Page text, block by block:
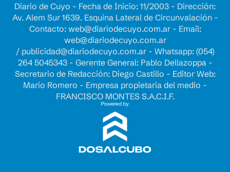
Diario de Cuyo - Fecha de Inicio: 11/2003 - Dirección:
Av. Alem Sur 1639. Esquina Lateral de Circunvalación -
Contacto: web@diariodecuyo.com.ar- Email:
web@diariodecuyo.com.ar
/ publicidad@diariodecuyo.com.ar- Whatsapp: (054)
264 5045343 - Gerente General: Pablo Dellazoppa -
Secretario de Redacción: Diego Castillo - Editor Web:
Mario Romero - Empresa propietaria del medio -
FRANCISCO MONTES S.A.C.I.F.